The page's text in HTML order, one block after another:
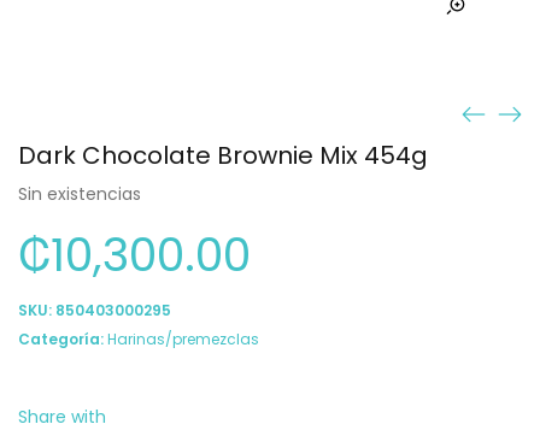
Dark Chocolate Brownie Mix 454g
Sin existencias
₡10,300.00
SKU: 850403000295
Categoría:Harinas/premezclas
Share with